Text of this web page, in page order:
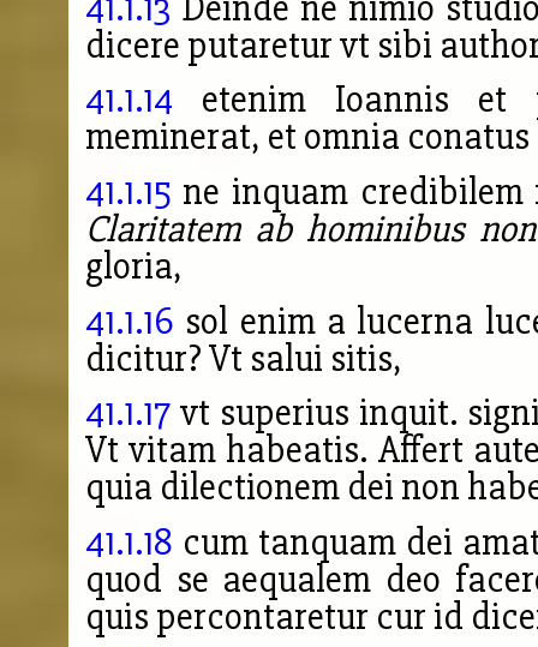
dicere putaretur vt sibi
41.1.14 etenim Ioannis et
meminerat, et omnia
41.1.15 ne inquam
Claritatem ab hominibus
gloria,
41.1.16 sol enim a lucerna
dicitur? Vt salui sitis,
41.1.17vt superius inquit.
Vt vitam habeatis. Affert
quia dilectionem dei non
41.1.18 cum tanquam dei
quod se aequalem deo
quis percontaretur cur id